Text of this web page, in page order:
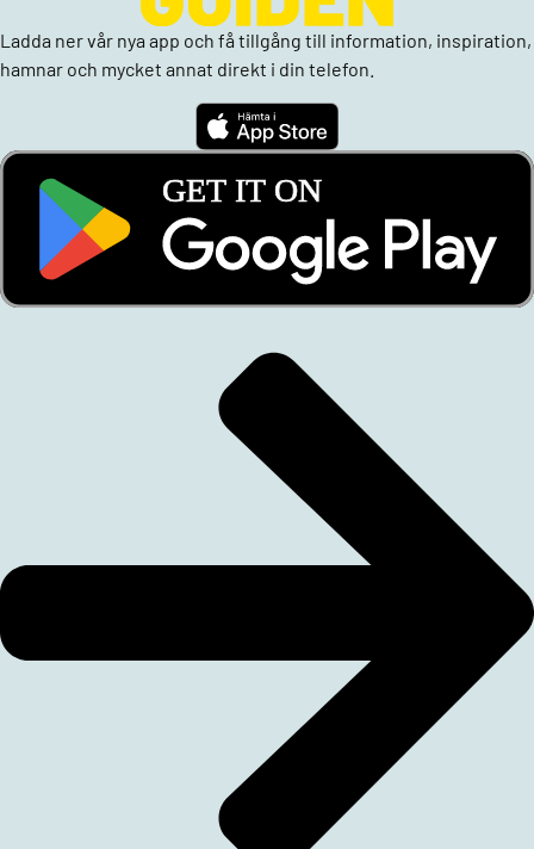
Ladda ner vår nya app och få tillgång till information, inspiration,
hamnar och mycket annat direkt i din telefon.